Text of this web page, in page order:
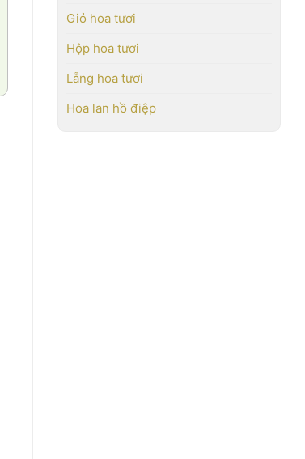
Giỏ hoa tươi
Hộp hoa tươi
Lẵng hoa tươi
Hoa lan hồ điệp